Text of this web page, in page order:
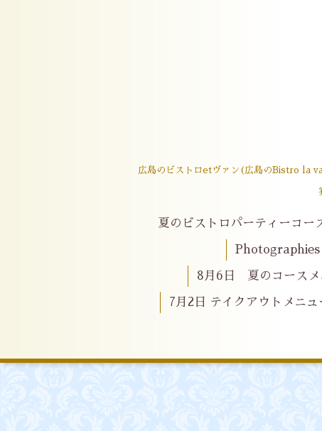
広島のビストロetヴァン(広島のBistro la
夏のビストロパーティーコー
Photographies
8月6日 夏のコー
7月2日 テイクアウトメニュ